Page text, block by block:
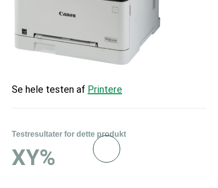
Se hele testen af Printere
Testresultater for dette produkt
XY%